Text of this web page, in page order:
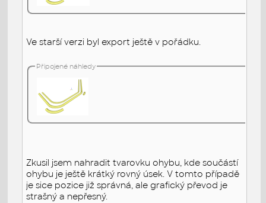
Ve starší verzi byl export ještě v pořádku.
Připojené náhledy
Zkusil jsem nahradit tvarovku ohybu, kde součástí
ohybu je ještě krátký rovný úsek. V tomto případě
je sice pozice již správná, ale grafický převod je
strašný a nepřesný.